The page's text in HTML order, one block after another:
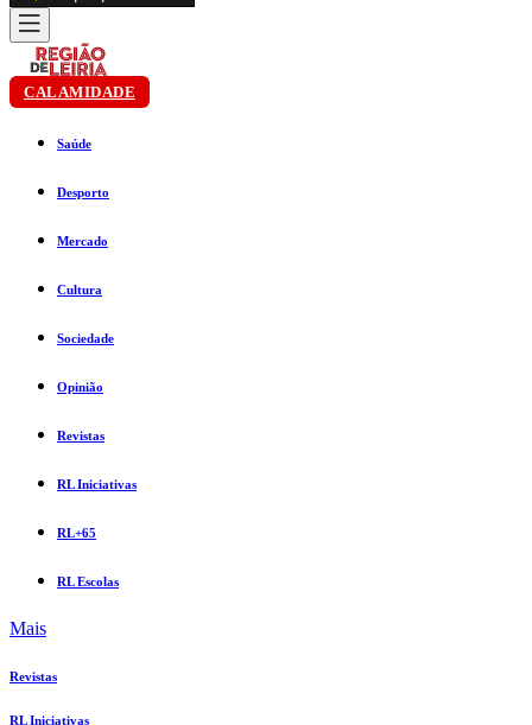
CALAMIDADE
Saúde
Desporto
Mercado
Cultura
Sociedade
Opinião
Revistas
RL Iniciativas
RL+65
RL Escolas
Mais
Revistas
RL Iniciativas